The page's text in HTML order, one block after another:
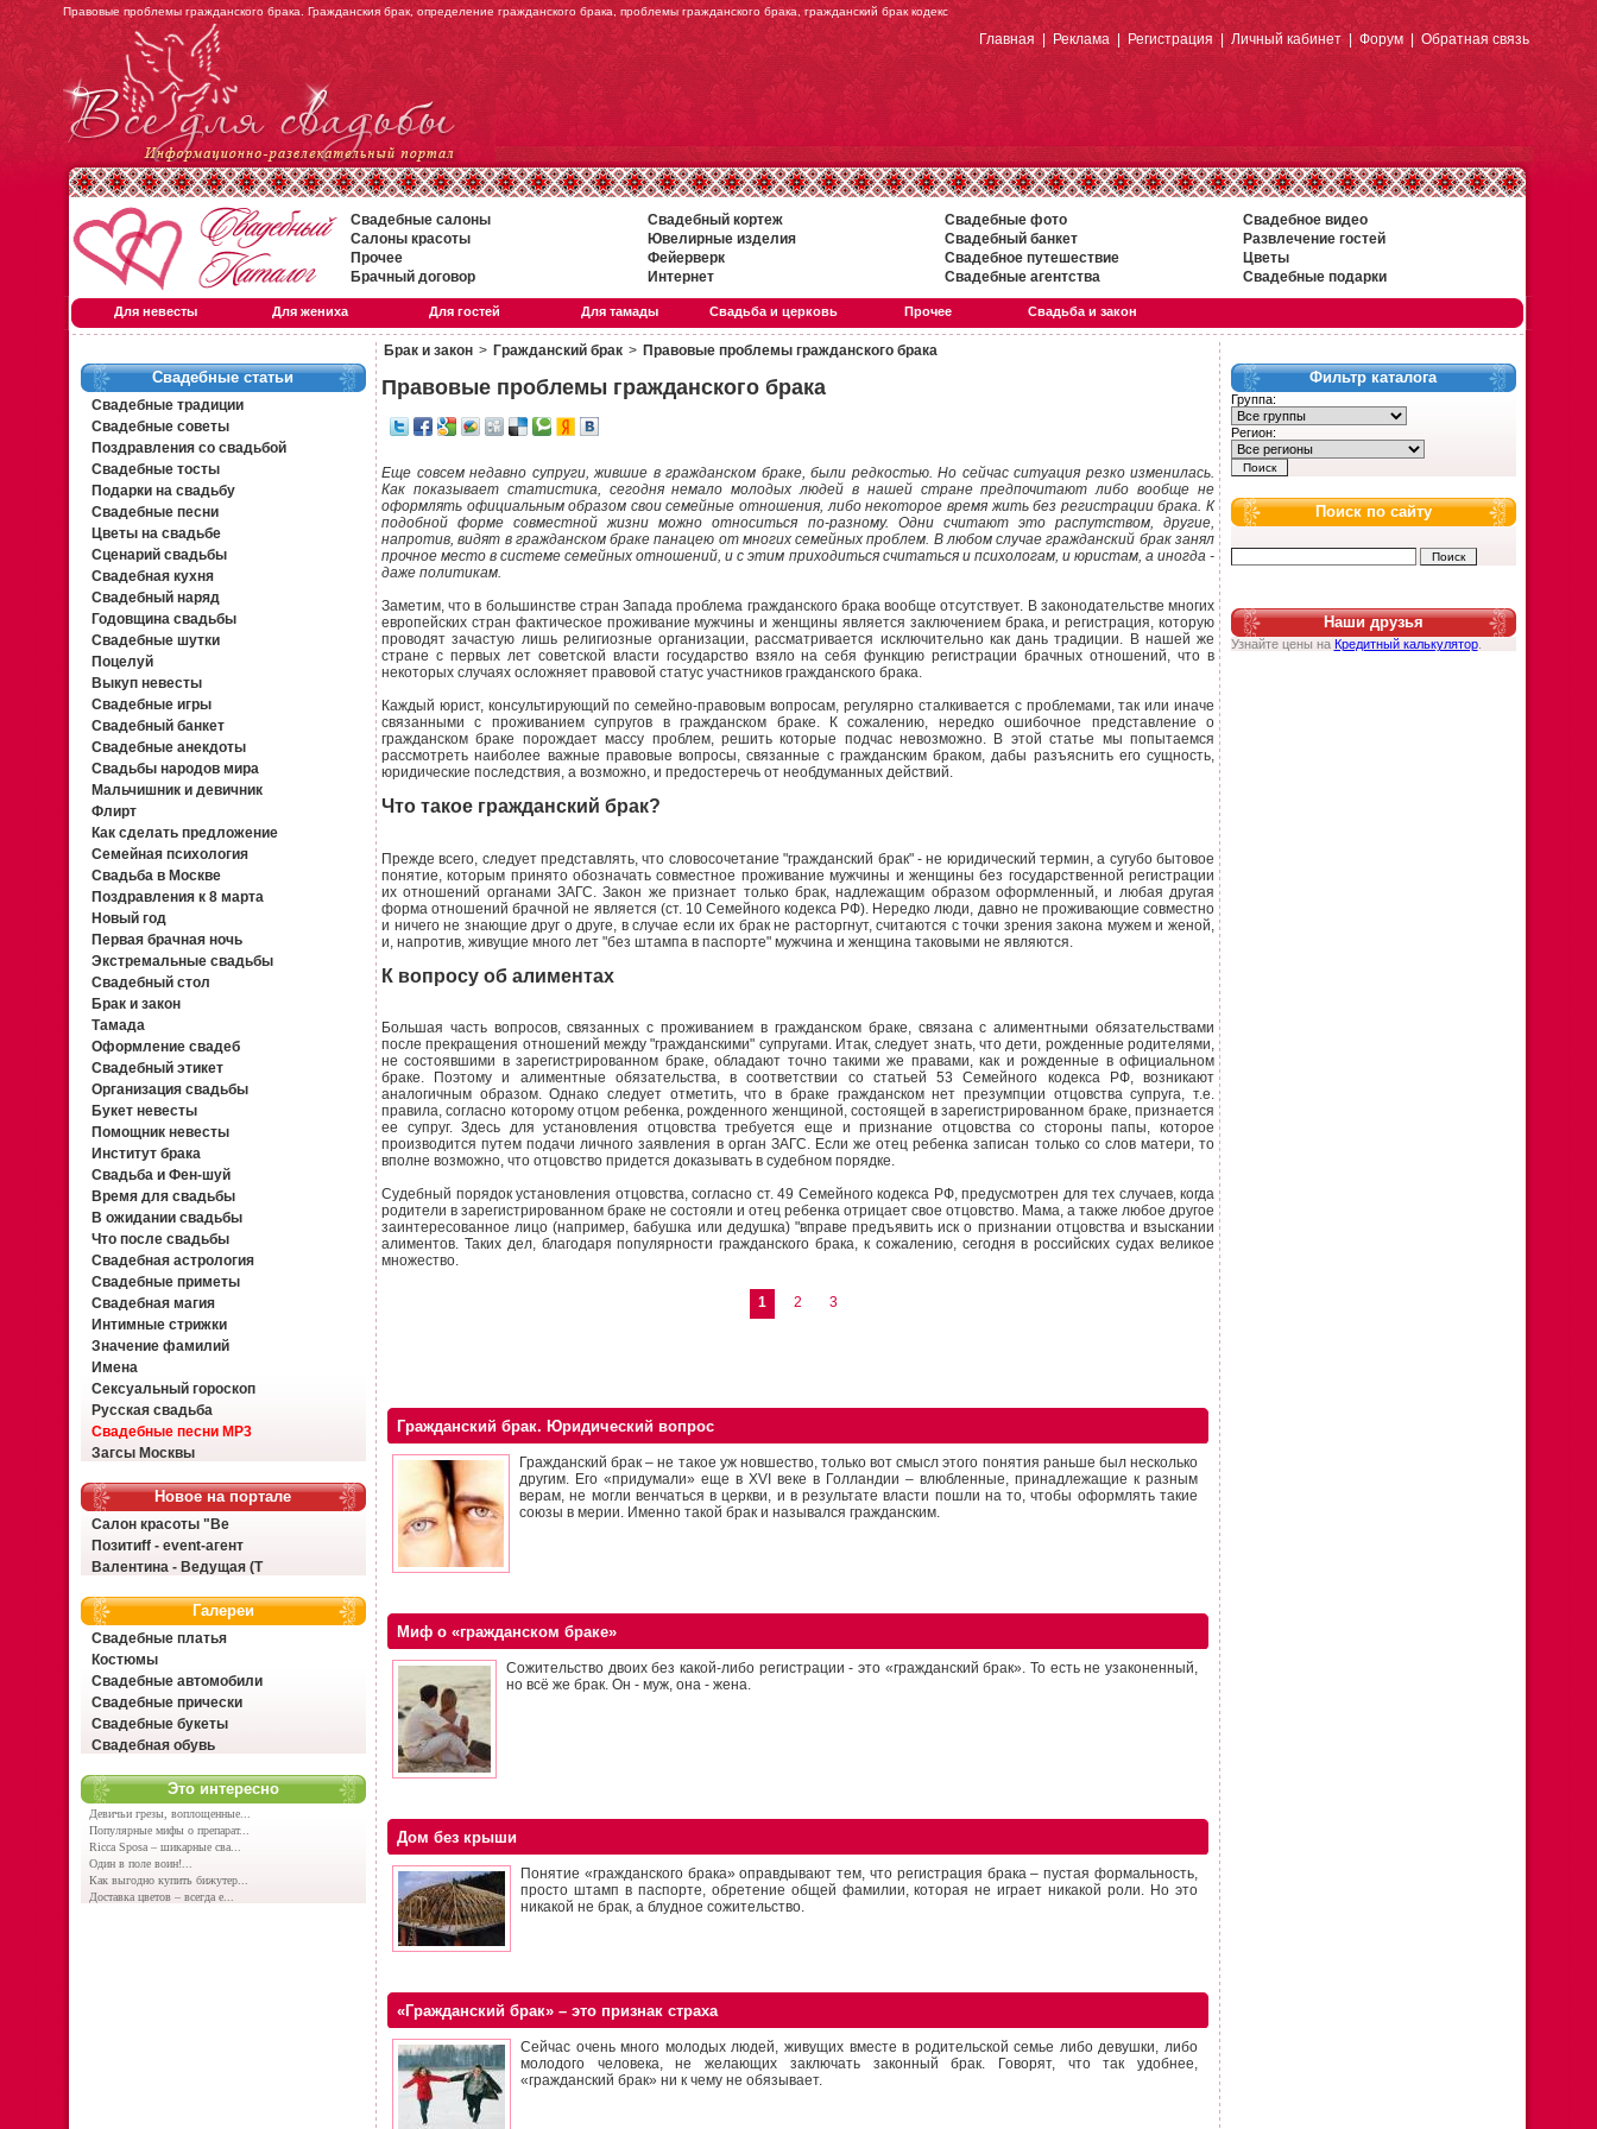
Правовые проблемы гражданского брака. Гражданския брак, определение гражданского брака, проблемы гражданского брака, гражданский брак кодекс
Главная|Реклама|Регистрация| Личный кабинет|Форум| Обратная связь
Свадебные салоны Свадебный кортеж Свадебные фото
Свадебное видео
Салоны красоты
Ювелирные изделия Свадебный банкет
Развлечение гостей
Прочее
Фейерверк Свадебное путешествие
Цветы
Брачный договор
Интернет Свадебные агентства Свадебные подарки
Для невесты Для жениха Для гостей Для тамады Свадьба и церковь Прочее Свадьба и закон
Свадебные статьи
Свадебные традиции
Свадебные советы
Поздравления со свадьбой
Свадебные тосты
Подарки на свадьбу
Свадебные песни
Цветы на свадьбе
Сценарий свадьбы
Свадебная кухня
Свадебный наряд
Годовщина свадьбы
Свадебные шутки
Поцелуй
Выкуп невесты
Свадебные игры
Свадебный банкет
Свадебные анекдоты
Свадьбы народов мира
Мальчишник и девичник
Флирт
Как сделать предложение
Семейная психология
Свадьба в Москве
Поздравления к 8 марта
Новый год
Первая брачная ночь
Экстремальные свадьбы
Свадебный стол
Брак и закон
Тамада
Оформление свадеб
Свадебный этикет
Организация свадьбы
Букет невесты
Помощник невесты
Институт брака
Свадьба и Фен-шуй
Время для свадьбы
В ожидании свадьбы
Что после свадьбы
Свадебная астрология
Свадебные приметы
Свадебная магия
Интимные стрижки
Значение фамилий
Имена
Сексуальный гороскоп
Русская свадьба
Свадебные песни MP3
Загсы Москвы
Новое на портале
Салон красоты "Ве
Позитиff - event-агент
Валентина - Ведущая (Т
Галереи
Свадебные платья
Костюмы
Свадебные автомобили
Свадебные прически
Свадебные букеты
Свадебная обувь
Это интересно
Девичьи грезы, воплощенные...
Популярные мифы о препарат...
Ricca Sposa – шикарные сва...
Один в поле воин!...
Как выгодно купить бижутер...
Доставка цветов – всегда е...
Брак и закон > Гражданский брак > Правовые проблемы гражданского брака
Правовые проблемы гражданского брака
Еще совсем недавно супруги, жившие в гражданском браке, были редкостью. Но сейчас ситуация резко изменилась.
Как показывает статистика, сегодня немало молодых людей в нашей стране предпочитают либо вообще не
оформлять официальным образом свои семейные отношения, либо некоторое время жить без регистрации брака. К
подобной форме совместной жизни можно относиться по-разному. Одни считают это распутством, другие,
напротив, видят в гражданском браке панацею от многих семейных проблем. В любом случае гражданский брак занял
прочное место в системе семейных отношений, и с этим приходиться считаться и психологам, и юристам, а иногда -
даже политикам.
Заметим, что в большинстве стран Запада проблема гражданского брака вообще отсутствует. В законодательстве многих
европейских стран фактическое проживание мужчины и женщины является заключением брака, и регистрация, которую
проводят зачастую лишь религиозные организации, рассматривается исключительно как дань традиции. В нашей же
стране с первых лет советской власти государство взяло на себя функцию регистрации брачных отношений, что в
некоторых случаях осложняет правовой статус участников гражданского брака.
Каждый юрист, консультирующий по семейно-правовым вопросам, регулярно сталкивается с проблемами, так или иначе
связанными с проживанием супругов в гражданском браке. К сожалению, нередко ошибочное представление о
гражданском браке порождает массу проблем, решить которые подчас невозможно. В этой статье мы попытаемся
рассмотреть наиболее важные правовые вопросы, связанные с гражданским браком, дабы разъяснить его сущность,
юридические последствия, а возможно, и предостеречь от необдуманных действий.
Что такое гражданский брак?
Прежде всего, следует представлять, что словосочетание "гражданский брак" - не юридический термин, а сугубо бытовое
понятие, которым принято обозначать совместное проживание мужчины и женщины без государственной регистрации
их отношений органами ЗАГС. Закон же признает только брак, надлежащим образом оформленный, и любая другая
форма отношений брачной не является (ст. 10 Семейного кодекса РФ). Нередко люди, давно не проживающие совместно
и ничего не знающие друг о друге, в случае если их брак не расторгнут, считаются с точки зрения закона мужем и женой,
и, напротив, живущие много лет "без штампа в паспорте" мужчина и женщина таковыми не являются.
К вопросу об алиментах
Большая часть вопросов, связанных с проживанием в гражданском браке, связана с алиментными обязательствами
после прекращения отношений между "гражданскими" супругами. Итак, следует знать, что дети, рожденные родителями,
не состоявшими в зарегистрированном браке, обладают точно такими же правами, как и рожденные в официальном
браке. Поэтому и алиментные обязательства, в соответствии со статьей 53 Семейного кодекса РФ, возникают
аналогичным образом. Однако следует отметить, что в браке гражданском нет презумпции отцовства супруга, т.е.
правила, согласно которому отцом ребенка, рожденного женщиной, состоящей в зарегистрированном браке, признается
ее супруг. Здесь для установления отцовства требуется еще и признание отцовства со стороны папы, которое
производится путем подачи личного заявления в орган ЗАГС. Если же отец ребенка записан только со слов матери, то
вполне возможно, что отцовство придется доказывать в судебном порядке.
Судебный порядок установления отцовства, согласно ст. 49 Семейного кодекса РФ, предусмотрен для тех случаев, когда
родители в зарегистрированном браке не состояли и отец ребенка отрицает свое отцовство. Мама, а также любое другое
заинтересованное лицо (например, бабушка или дедушка) "вправе предъявить иск о признании отцовства и взыскании
алиментов. Таких дел, благодаря популярности гражданского брака, к сожалению, сегодня в российских судах великое
множество.
1 2 3
Гражданский брак. Юридический вопрос
Гражданский брак – не такое уж новшество, только вот смысл этого понятия раньше был несколько
другим. Его «придумали» еще в XVI веке в Голландии – влюбленные, принадлежащие к разным
верам, не могли венчаться в церкви, и в результате власти пошли на то, чтобы оформлять такие
союзы в мерии. Именно такой брак и назывался гражданским.
Миф о «гражданском браке»
Сожительство двоих без какой-либо регистрации - это «гражданский брак». То есть не узаконенный,
но всё же брак. Он - муж, она - жена.
Дом без крыши
Понятие «гражданского брака» оправдывают тем, что регистрация брака – пустая формальность,
просто штамп в паспорте, обретение общей фамилии, которая не играет никакой роли. Но это
никакой не брак, а блудное сожительство.
«Гражданский брак» – это признак страха
Сейчас очень много молодых людей, живущих вместе в родительской семье либо девушки, либо
молодого человека, не желающих заключать законный брак. Говорят, что так удобнее,
«гражданский брак» ни к чему не обязывает.
Фильтр каталога
Группа:
Регион:
Поиск по сайту
Наши друзья
Узнайте цены на Кредитный калькулятор.